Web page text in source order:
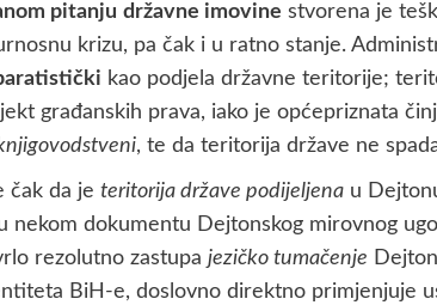
pitanju državne imovine stvorena je
krizu, pa čak i u ratno stanje.
kao podjela državne teritorije;
građanskih prava, iako je općepriznata
, te da teritorija države ne
čak da je teritorija države podijeljena u
nekom dokumentu Dejtonskog mirovnog
rezolutno zastupa jezičko tumačenje
BiH-e, doslovno direktno primjenjuje